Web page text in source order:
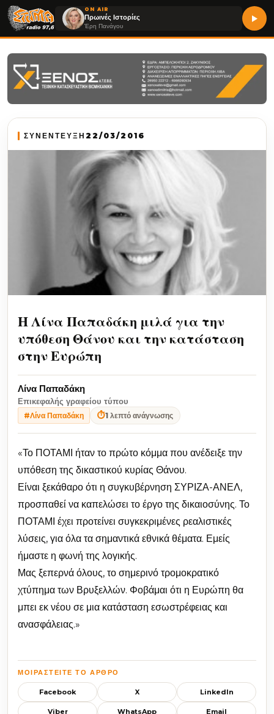
ON AIR
Πρωινές Ιστορίες
Έρη Πανάγου
ΣΥΝΕΝΤΕΥΞΗ 22/03/2016
Η Λίνα Παπαδάκη μιλά για την
υπόθεση Θάνου και την κατάσταση
στην Ευρώπη
Λίνα Παπαδάκη
Επικεφαλής γραφείου τύπου
#Λίνα Παπαδάκη ⏱1 λεπτό ανάγνωσης
«Το ΠΟΤΑΜΙ ήταν το πρώτο κόμμα που ανέδειξε την
υπόθεση της δικαστικού κυρίας Θάνου.
Είναι ξεκάθαρο ότι η συγκυβέρνηση ΣΥΡΙΖΑ-ΑΝΕΛ,
προσπαθεί να καπελώσει το έργο της δικαιοσύνης. Το
ΠΟΤΑΜΙ έχει προτείνει συγκεκριμένες ρεαλιστικές
λύσεις, για όλα τα σημαντικά εθνικά θέματα. Εμείς
ήμαστε η φωνή της λογικής.
Μας ξεπερνά όλους, το σημερινό τρομοκρατικό
χτύπημα των Βρυξελλών. Φοβάμαι ότι η Ευρώπη θα
μπει εκ νέου σε μια κατάσταση εσωστρέφειας και
ανασφάλειας.»
ΜΟΙΡΑΣΤΕΊΤΕ ΤΟ ΆΡΘΡΟ
Facebook X LinkedIn
Viber WhatsApp Email